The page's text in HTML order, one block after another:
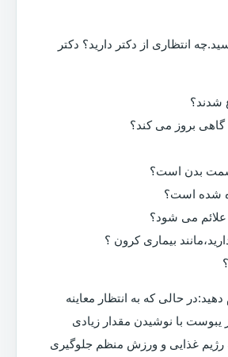
انتظاری از دکتر دارید؟ دکتر
شدند؟
گاهی بروز می کند؟
بدن است؟
شده است؟
می شود؟
بیماری کرون ؟
دهید:در حالی که به انتظار معاینه
یبوست با نوشیدن مقدار زیادی
رژیم غذایی و ورزش منظم جلوگیری